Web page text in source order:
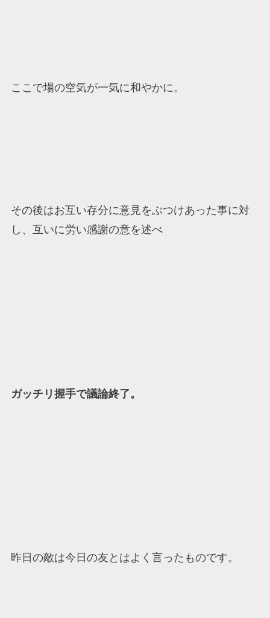
ここで場の空気が一気に和やかに。
その後はお互い存分に意見をぶつけあった事に対
し、互いに労い感謝の意を述べ
ガッチリ握手で議論終了。
昨日の敵は今日の友とはよく言ったものです。